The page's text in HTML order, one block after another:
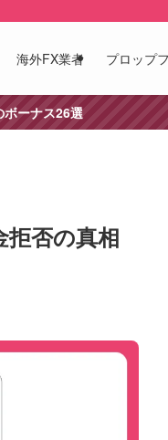
海外FX業者 プロップ
ボーナス26選
否の真相